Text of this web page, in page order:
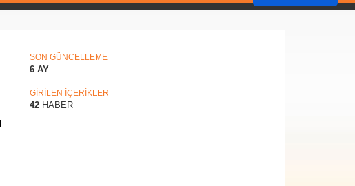
ÖnerileriSON GÜNCELLEME
6 AY
GİRİLEN İÇERİKLER
42 HABER